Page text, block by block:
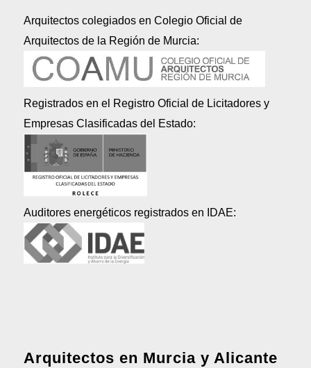
Arquitectos colegiados en Colegio Oficial de
Arquitectos de la Región de Murcia:
Registrados en el Registro Oficial de Licitadores y
Empresas Clasificadas del Estado:
Auditores energéticos registrados en IDAE:
Arquitectos en Murcia y Alicante